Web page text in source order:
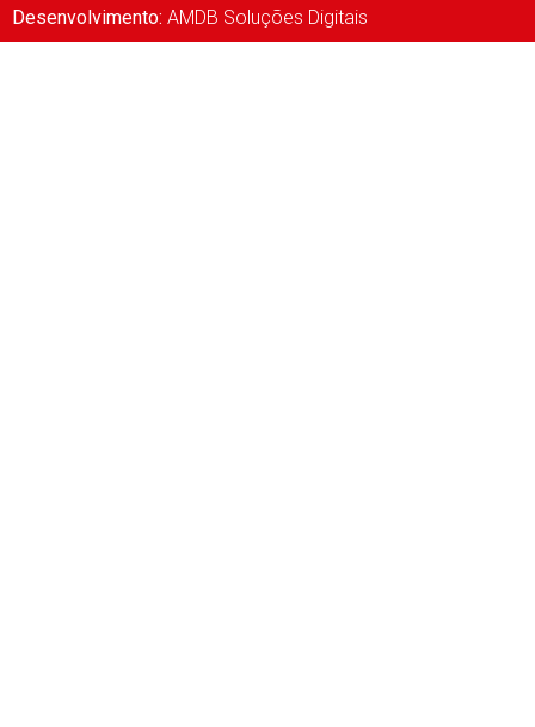
Desenvolvimento: AMDB Soluções Digitais